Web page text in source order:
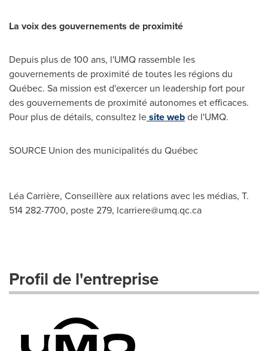
La voix des gouvernements de proximité
Depuis plus de 100 ans, l'UMQ rassemble les
gouvernements de proximité de toutes les régions du
Québec. Sa mission est d'exercer un leadership fort pour
des gouvernements de proximité autonomes et efficaces.
Pour plus de détails, consultez lesite webde l'UMQ.
SOURCE Union des municipalités du Québec
Léa Carrière, Conseillère aux relations avec les médias, T.
514 282-7700, poste 279, lcarriere@umq.qc.ca
Profil de l'entreprise